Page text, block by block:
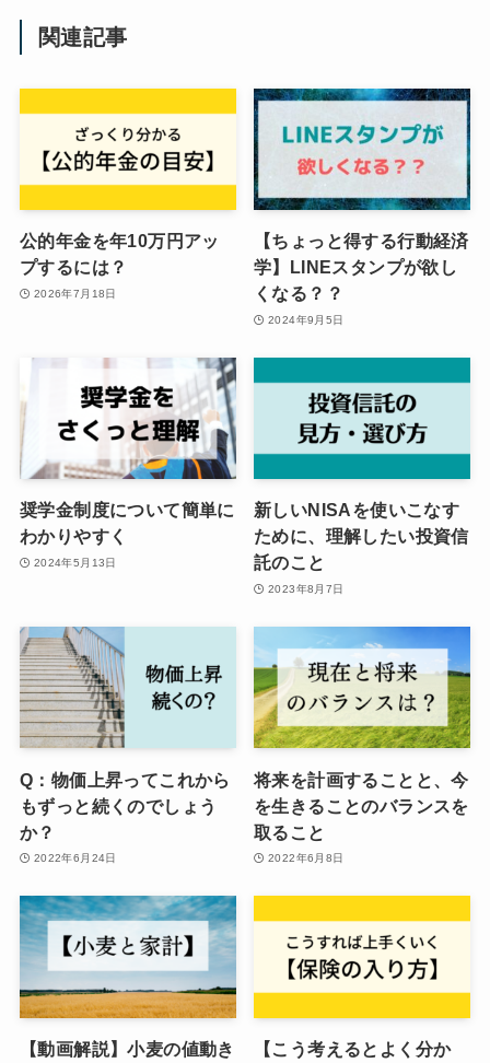
関連記事
公的年金を年10万円アッ
プするには？
2026年7月18日
【ちょっと得する行動経済
学】LINEスタンプが欲し
くなる？？
2024年9月5日
奨学金制度について簡単に
わかりやすく
2024年5月13日
新しいNISAを使いこなす
ために、理解したい投資信
託のこと
2023年8月7日
Q：物価上昇ってこれから
もずっと続くのでしょう
か？
2022年6月24日
将来を計画することと、今
を生きることのバランスを
取ること
2022年6月8日
【動画解説】小麦の値動き
【こう考えるとよく分か